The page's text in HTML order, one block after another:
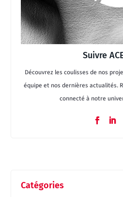
Suivre
Découvrez les coulisses de nos
équipe et nos dernières actualités.
connecté à notre
Catégories